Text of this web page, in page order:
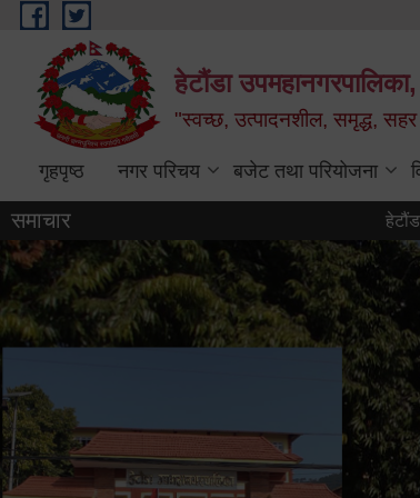
Skip to main content
हेटौंडा
"स्वच्छ, उत्पादनशील, समृद्ध, सहर
गृहपृष्ठ नगर परिचय बजेट तथा परियोजना
समाचार हेटौंडा